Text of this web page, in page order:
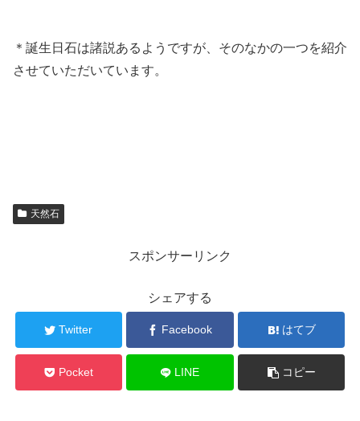
＊誕生日石は諸説あるようですが、そのなかの一つを紹介
させていただいています。
天然石
スポンサーリンク
シェアする
Twitter Facebook はてブ
Pocket LINE コピー